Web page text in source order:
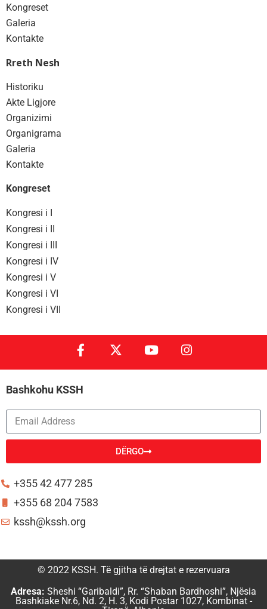
Kongreset
Galeria
Kontakte
Rreth Nesh
Historiku
Akte Ligjore
Organizimi
Organigrama
Galeria
Kontakte
Kongreset
Kongresi i I
Kongresi i II
Kongresi i III
Kongresi i IV
Kongresi i V
Kongresi i VI
Kongresi i VII
Bashkohu KSSH
DËRGO
+355 42 477 285
+355 68 204 7583
kssh@kssh.org
© 2022 KSSH. Të gjitha të drejtat e rezervuara
Adresa: Sheshi “Garibaldi”, Rr. “Shaban Bardhoshi”, Njësia
Bashkiake Nr.6, Nd. 2, H. 3, Kodi Postar 1027, Kombinat -